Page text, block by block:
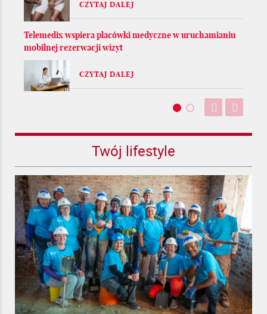
CZYTAJ DALEJ
Telemedix wspiera placówki medyczne w uruchamianiu
mobilnej rezerwacji wizyt
CZYTAJ DALEJ
Twój lifestyle